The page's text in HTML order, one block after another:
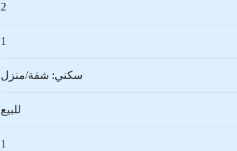
2
1
سكني: شقة/منزل
للبيع
1